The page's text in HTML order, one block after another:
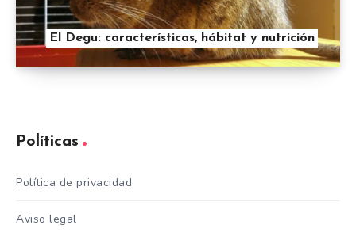
El Degu: características, hábitat y nutrición
Políticas
Política de privacidad
Aviso legal